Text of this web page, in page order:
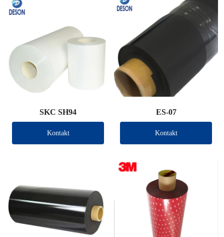
SKC SH94
Kontakt
ES-07
Kontakt